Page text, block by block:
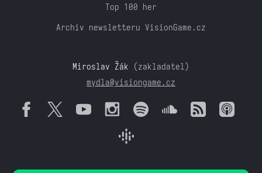
Top 100 her
Archiv newsletteru VisionGame.cz
Miroslav Žák (zakladatel)
mydla@visiongame.cz